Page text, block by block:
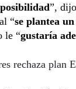
”,
“se plantea
le “gustaría
rechaza plan